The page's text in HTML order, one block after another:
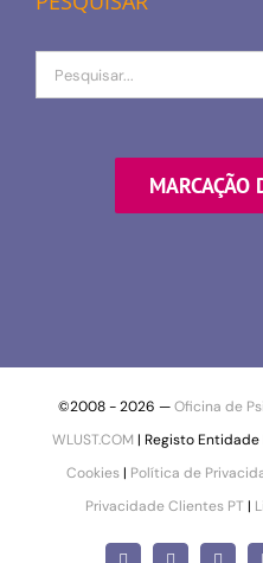
Procurar
por
MARCAÇÃO
©2008 -2026 —Oficina de
WLUST.COM | Registo Entidade
Cookies| Política de
Privacidade Clientes PT |